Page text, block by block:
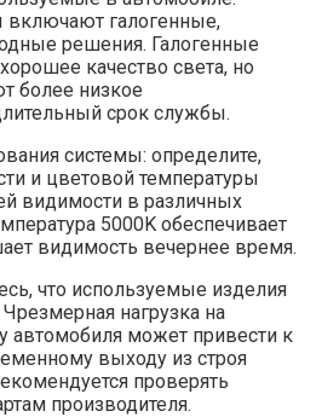
галогенные,
решения. Галогенные
качество света, но
более низкое
срок службы.
системы: определите,
и цветовой температуры
видимости в различных
5000K обеспечивает
видимость вечернее время.
что используемые изделия
нагрузка на
автомобиля может привести к
выходу из строя
проверять
производителя.